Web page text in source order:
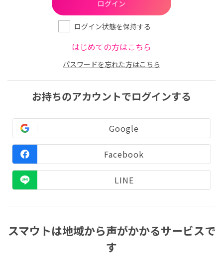
ログイン状態を保持する
はじめての方はこちら
パスワードを忘れた方はこちら
お持ちのアカウントでログインする
Google
Facebook
LINE
スマウトは地域から声がかかるサービスで
す